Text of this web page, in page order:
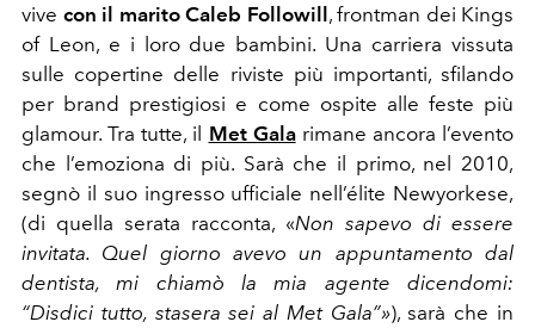
vive con il marito Caleb Followill, frontman dei Kings
of Leon, e i loro due bambini. Una carriera vissuta
sulle copertine delle riviste più importanti, sfilando
per brand prestigiosi e come ospite alle feste più
glamour. Tra tutte, il Met Galarimane ancora l’evento
che l’emoziona di più. Sarà che il primo, nel 2010,
segnò il suo ingresso ufficiale nell’élite Newyorkese,
(di quella serata racconta, «Non sapevo di essere
invitata. Quel giorno avevo un appuntamento dal
dentista, mi chiamò la mia agente dicendomi:
“Disdici tutto, stasera sei al Met Gala”»), sarà che in